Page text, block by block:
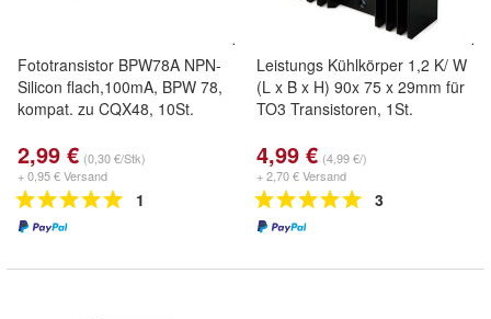
Fototransistor BPW78A NPN-
Silicon flach,100mA, BPW 78,
kompat. zu CQX48, 10St.
2,99 € (0,30 €/Stk)
+ 0,95 € Versand
1
Leistungs Kühlkörper 1,2 K/ W
(L x B x H) 90x 75 x 29mm für
TO3 Transistoren, 1St.
4,99 € (4,99 €/)
+ 2,70 € Versand
3